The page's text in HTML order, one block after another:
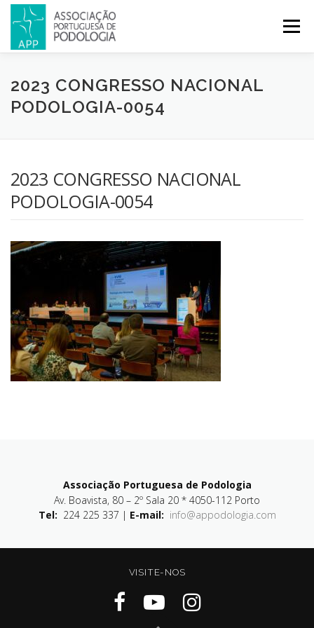
Menu
APP PODOLOGIA LICENCIATURA EM PODOLOGIA
CONGRESSOS REVISTA CONTACTOS
2023 CONGRESSO NACIONAL
PODOLOGIA-0054
2023 CONGRESSO NACIONAL
PODOLOGIA-0054
Associação Portuguesa de Podologia
Av. Boavista, 80 – 2º Sala 20 * 4050-112 Porto
Tel: 224 225 337 | E-mail: info@appodologia.com
VISITE-NOS